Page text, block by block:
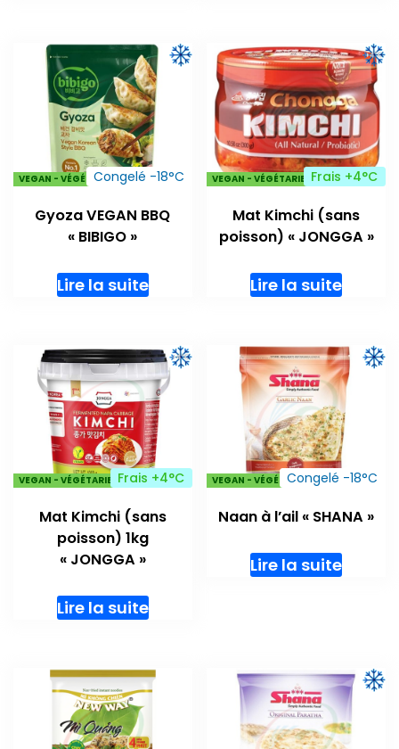
VEGAN - VÉGÉTARIENSCongelé -18°C
Gyoza VEGAN BBQ
« BIBIGO »
Lire la suite
VEGAN - VÉGÉTARIENSFrais +4°C
Mat Kimchi (sans
poisson) « JONGGA »
Lire la suite
VEGAN - VÉGÉTARIENSFrais +4°C
Mat Kimchi (sans
poisson) 1kg
« JONGGA »
Lire la suite
VEGAN - VÉGÉTARIENSCongelé -18°C
Naan à l’ail « SHANA »
Lire la suite